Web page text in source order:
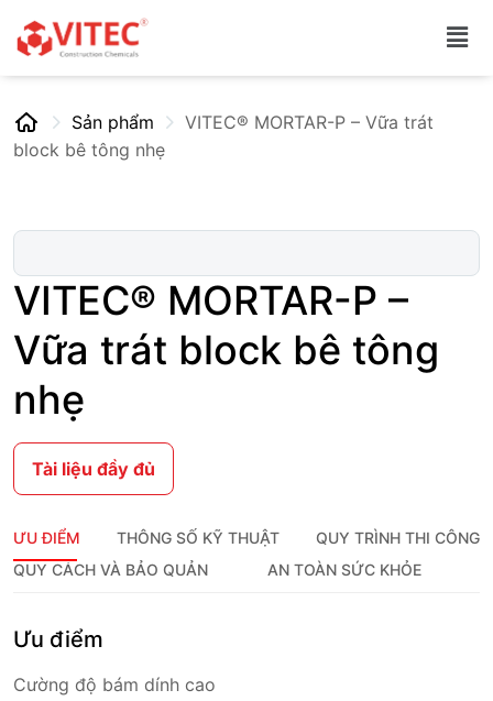
Sản phẩm
VITEC® MORTAR-P – Vữa trát
block bê tông nhẹ
VITEC® MORTAR-P –
Vữa trát block bê tông
nhẹ
Tài liệu đầy đủ
ƯU ĐIỂM THÔNG SỐ KỸ THUẬT
QUY TRÌNH THI CÔNG
QUY CÁCH VÀ BẢO QUẢN
AN TOÀN SỨC KHỎE
Ưu điểm
Cường độ bám dính cao